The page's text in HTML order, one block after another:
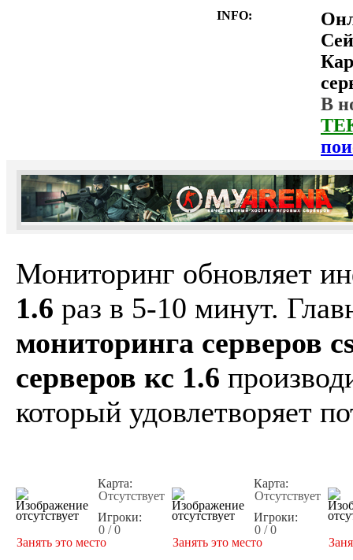
INFO:
В
Мониторинг обновляет
1.6 раз в 5-10 минут.
мониторинга серверов
серверов кс 1.6
который удовлетворяет
Карта:
Отсутствует
Игроки:
0 / 0
Занять это место
Карта:
Отсутствует
Игроки:
0 / 0
Занять это место